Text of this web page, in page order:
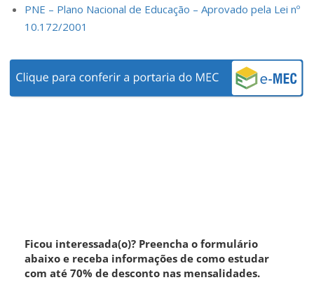
PNE – Plano Nacional de Educação – Aprovado pela Lei nº
10.172/2001
Ficou interessada(o)? Preencha o formulário
abaixo e receba informações de como estudar
com até 70% de desconto nas mensalidades.